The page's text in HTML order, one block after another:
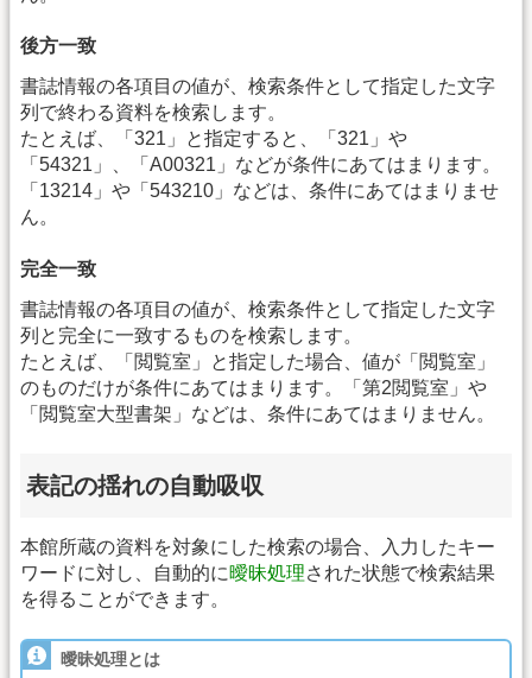
後方一致
書誌情報の各項目の値が、検索条件として指定した文字
列で終わる資料を検索します。
たとえば、「321」と指定すると、「321」や
「54321」、「A00321」などが条件にあてはまります。
「13214」や「543210」などは、条件にあてはまりませ
ん。
完全一致
書誌情報の各項目の値が、検索条件として指定した文字
列と完全に一致するものを検索します。
たとえば、「閲覧室」と指定した場合、値が「閲覧室」
のものだけが条件にあてはまります。「第2閲覧室」や
「閲覧室大型書架」などは、条件にあてはまりません。
表記の揺れの自動吸収
本館所蔵の資料を対象にした検索の場合、入力したキー
ワードに対し、自動的に曖昧処理された状態で検索結果
を得ることができます。
曖昧処理とは